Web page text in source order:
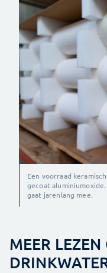
Een voorraad
gecoat
gaat jarenlang mee.
MEER